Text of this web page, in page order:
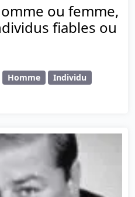
ou femme,
fiables ou
Homme
Individu